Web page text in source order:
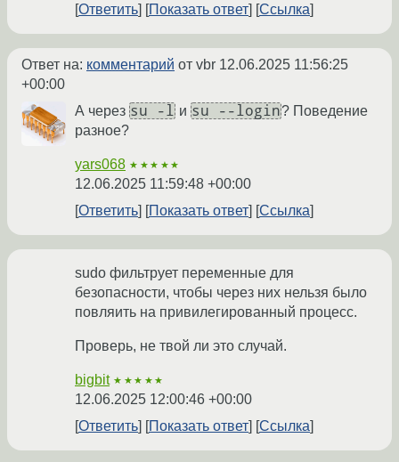
Ответить Показать ответ Ссылка
Ответ на: комментарий от vbr 12.06.2025 11:56:25
+00:00
А через su -l и su --login? Поведение
разное?
yars068 ★★★★★
12.06.2025 11:59:48 +00:00
Ответить
Показать ответ Ссылка
sudo фильтрует переменные для
безопасности, чтобы через них нельзя было
повляить на привилегированный процесс.
Проверь, не твой ли это случай.
bigbit ★★★★★
12.06.2025 12:00:46 +00:00
Ответить
Показать ответ Ссылка